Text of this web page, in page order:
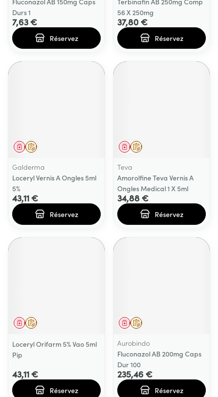
Durs 1
7,63 €
Réservez
56 X 250mg
37,80 €
Réservez
Sur prescription
Médicament
Galderma
Loceryl Vernis A Ongles 5ml
5%
43,11 €
Réservez
Sur prescription
Médicament
Teva
Amorolfine Teva Vernis A
Ongles Medical 1 X 5ml
34,88 €
Réservez
Sur prescription
Médicament
Loceryl Orifarm 5% Vao 5ml
Pip
43,11 €
Réservez
Sur prescription
Médicament
Aurobindo
Fluconazol AB 200mg Caps
Dur 100
235,46 €
Réservez